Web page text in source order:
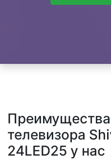
телевизора
24LED25 у нас